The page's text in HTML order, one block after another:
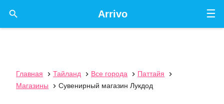
☰
Arrivo

Главная  Тайланд  Все города  Паттайя

Магазины
 Сувенирный магазин Лукдод